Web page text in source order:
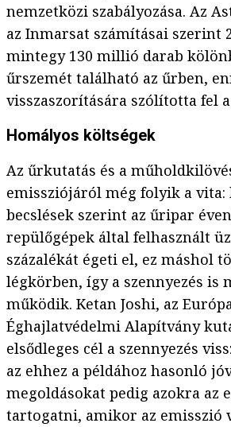
nemzetközi szabályozása. Az
az Inmarsat számításai szerint
mintegy 130 millió darab
űrszemét található az űrben,
visszaszorítására szólította fel
Homályos költségek
Az űrkutatás és a
emissziójáról még folyik a vita:
becslések szerint az űripar
repülőgépek által felhasznált
százalékát égeti el, ez máshol
légkörben, így a szennyezés is
működik. Ketan Joshi, az
Éghajlatvédelmi Alapítvány
elsődleges cél a szennyezés
az ehhez a példához hasonló
megoldásokat pedig azokra az
tartogatni, amikor az emisszió